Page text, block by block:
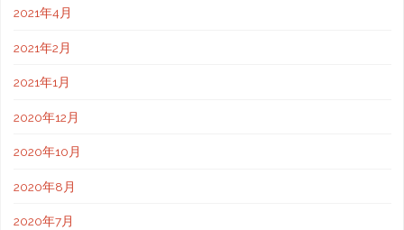
2021年4月
2021年2月
2021年1月
2020年12月
2020年10月
2020年8月
2020年7月